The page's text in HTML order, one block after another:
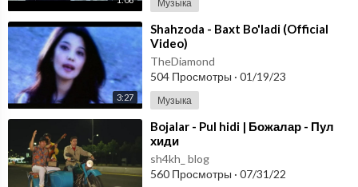
Музыка
3:27
⁣Shahzoda - Baxt Bo'ladi (Official
Video)
TheDiamond
504 Просмотры · 01/19/23
Музыка
⁣Bojalar - Pul hidi | Божалар - Пул
хиди
sh4kh_ blog
560 Просмотры · 07/31/22